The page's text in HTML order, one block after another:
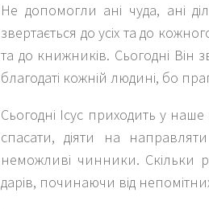
Не допомогли ані чуда, ані
звертається до усіх та до
та до книжників. Сьогодні Він
благодаті кожній людині, бо
Сьогодні Ісус приходить у
спасати, діяти на
неможливі чинники. Скільки
дарів, починаючи від